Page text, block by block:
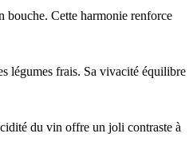
bouche. Cette harmonie renforce
légumes frais. Sa vivacité équilibre
du vin offre un joli contraste à